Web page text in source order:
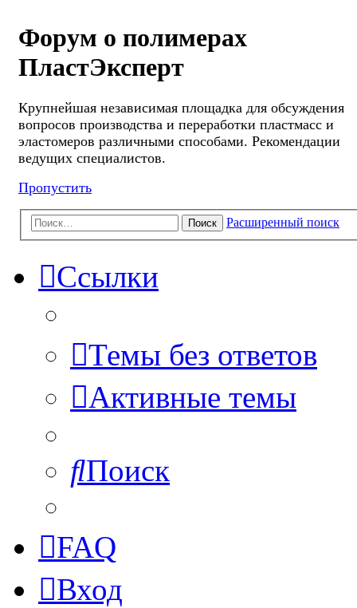
Форум о полимерах
ПластЭксперт
Крупнейшая независимая площадка для обсуждения
вопросов производства и переработки пластмасс и
эластомеров различными способами. Рекомендации
ведущих специалистов.
Пропустить
Поиск Расширенный поиск
Ссылки
Темы без ответов
Активные темы
Поиск
FAQ
Вход